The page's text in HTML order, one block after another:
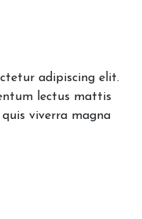
adipiscing elit.
lectus mattis
viverra magna